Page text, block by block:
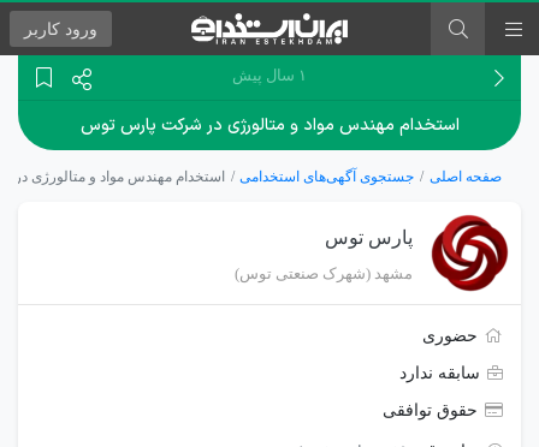
ورود کاربر
۱ سال پیش
استخدام مهندس مواد و متالورژی در شرکت پارس توس
صفحه اصلی جستجوی آگهی‌های استخدامی استخدام مهندس مواد و متالورژی
پارس توس
مشهد (شهرک صنعتی توس)
حضوری
سابقه ندارد
حقوق توافقی